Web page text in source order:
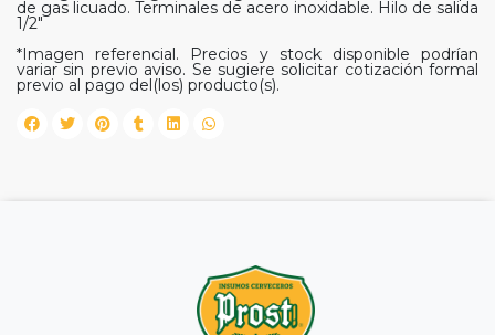
de gas licuado. Terminales de acero inoxidable. Hilo de salida
1/2"
*Imagen referencial. Precios y stock disponible podrían
variar sin previo aviso. Se sugiere solicitar cotización formal
previo al pago del(los) producto(s).